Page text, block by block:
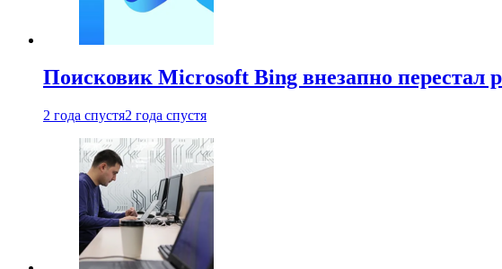
Поисковик Microsoft Bing внезапно перестал
2 года спустя2 года спустя